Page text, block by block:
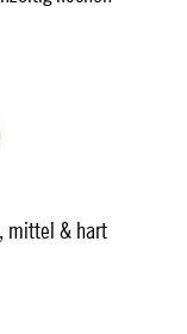
mittel & hart